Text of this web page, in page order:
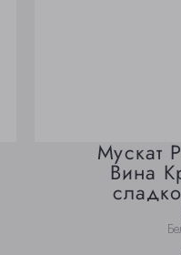
Мускат
Вина